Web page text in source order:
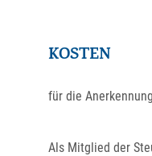
KOSTEN
für die
Als Mitglied der